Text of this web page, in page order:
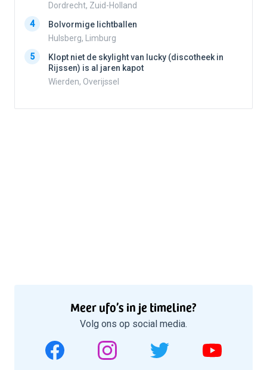
Dordrecht, Zuid-Holland
4
Bolvormige lichtballen
Hulsberg, Limburg
5
Klopt niet de skylight van lucky (discotheek in
Rijssen) is al jaren kapot
Wierden, Overijssel
Meer ufo’s in je timeline?
Volg ons op social media.